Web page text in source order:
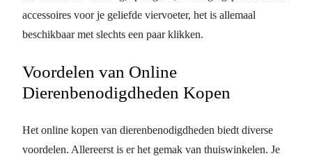
accessoires voor je geliefde viervoeter, het is allemaal
beschikbaar met slechts een paar klikken.
Voordelen van Online
Dierenbenodigdheden Kopen
Het online kopen van dierenbenodigdheden biedt diverse
voordelen. Allereerst is er het gemak van thuiswinkelen. Je